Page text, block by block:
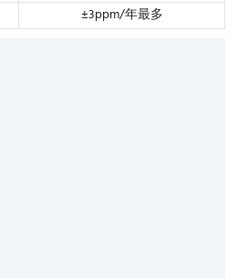
±3ppm/年最多